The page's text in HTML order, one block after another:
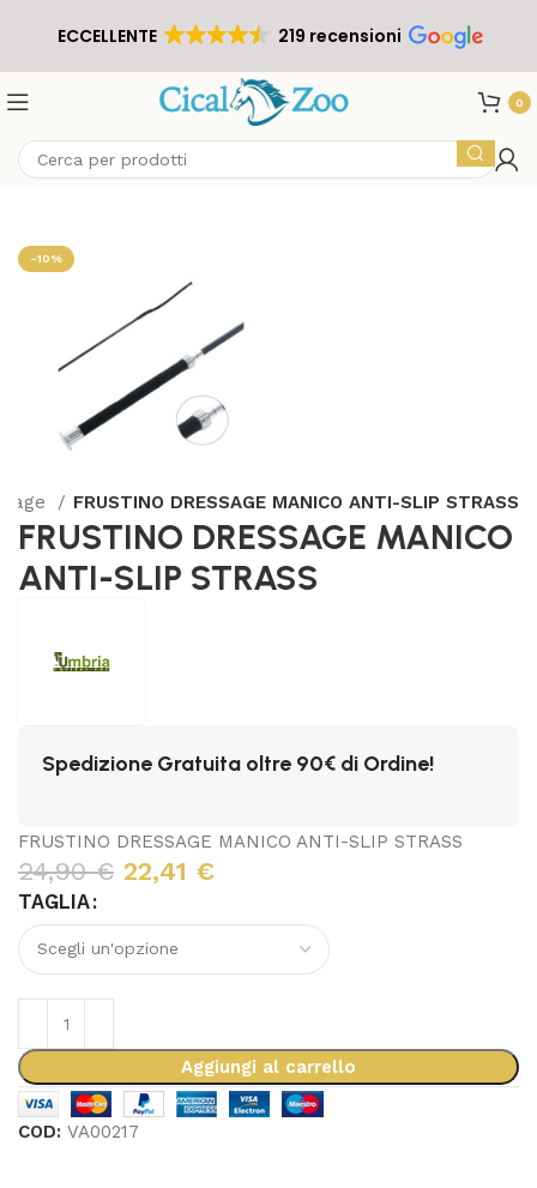
ECCELLENTE 219 recensioni
0
-10%
FRUSTINO DRESSAGE MANICO ANTI-SLIP STRASS
FRUSTINO DRESSAGE MANICO
ANTI-SLIP STRASS
Spedizione Gratuita oltre 90€ di Ordine!
FRUSTINO DRESSAGE MANICO ANTI-SLIP STRASS
24,90€ 22,41 €
TAGLIA
Aggiungi al carrello
COD:VA00217